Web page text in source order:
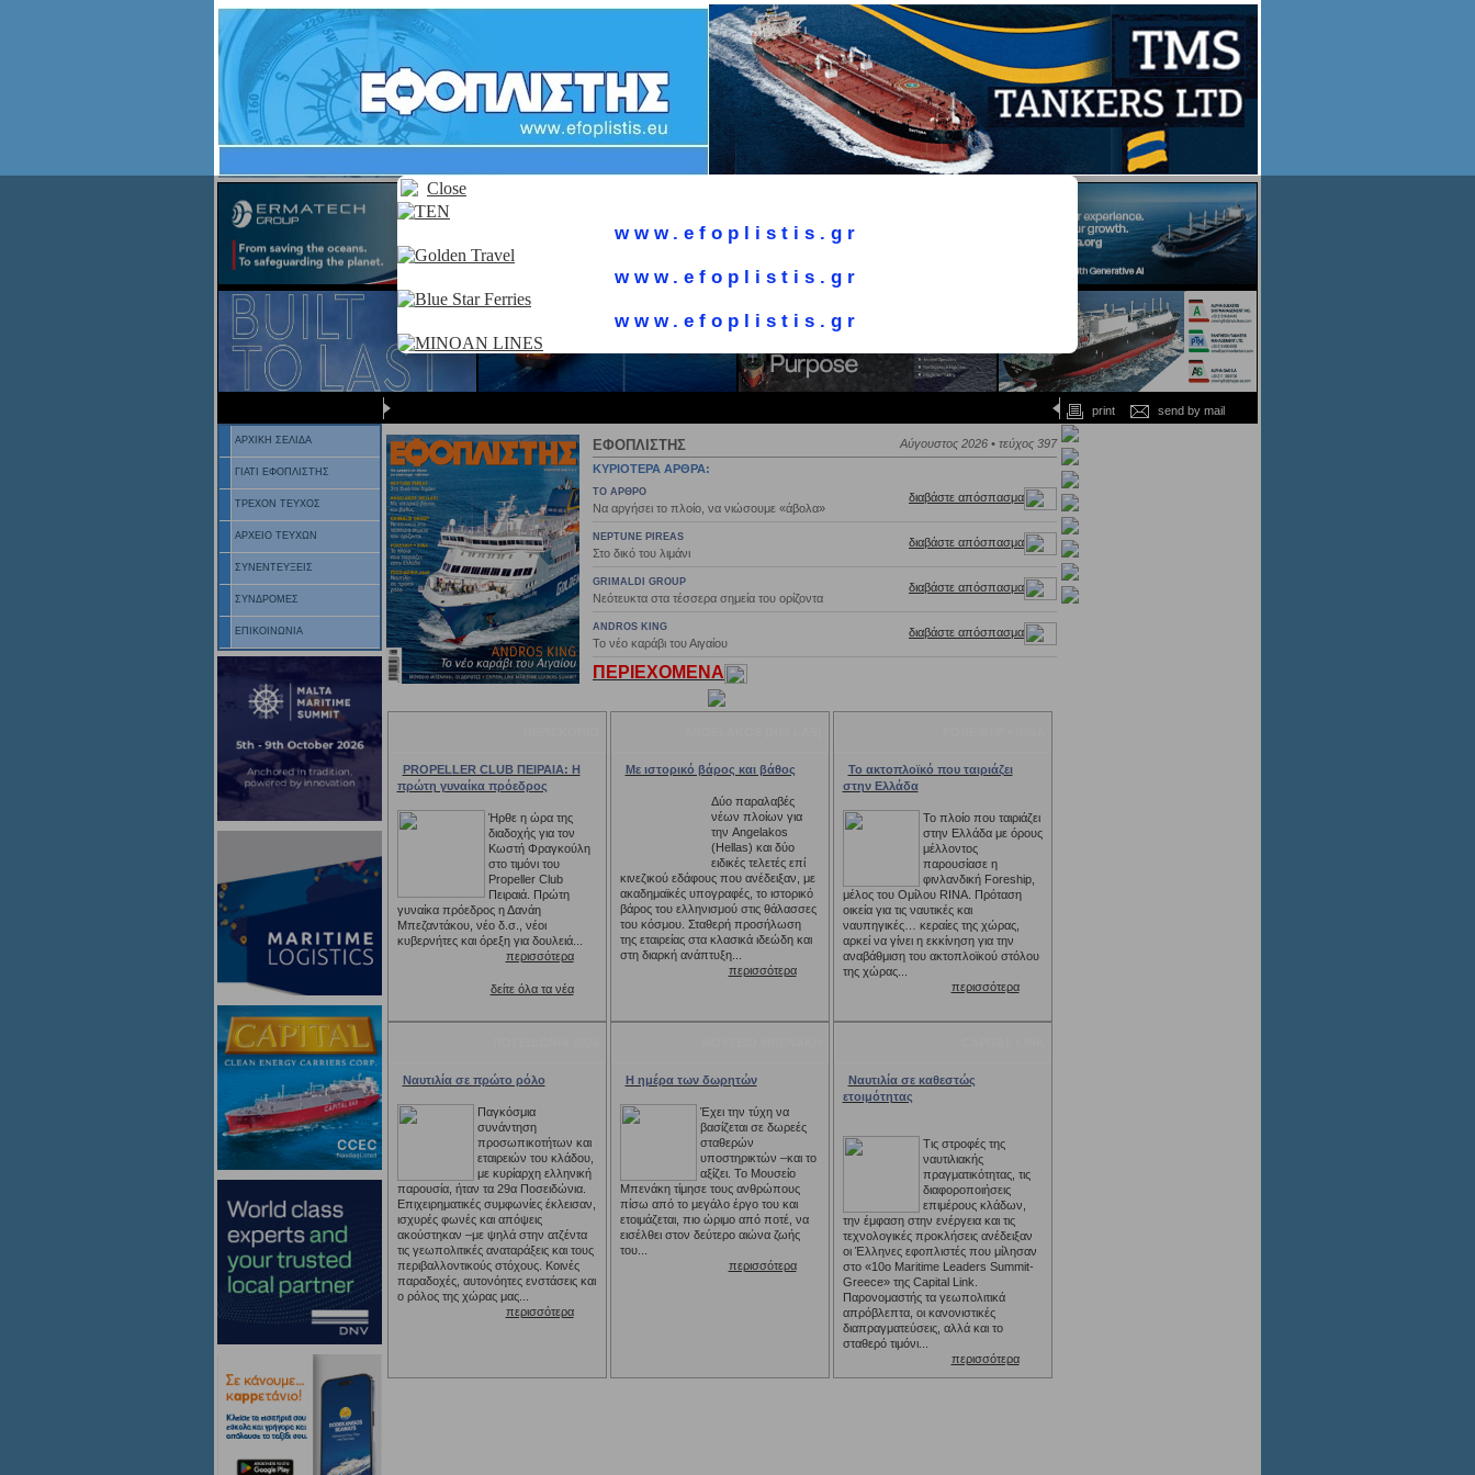
print send by mail
ΑΡΧΙΚΗ ΣΕΛΙΔΑ
ΓΙΑΤΙ ΕΦΟΠΛΙΣΤΗΣ
ΤΡΕΧΟΝ ΤΕΥΧΟΣ
ΑΡΧΕΙΟ ΤΕΥΧΩΝ
ΣΥΝΕΝΤΕΥΞΕΙΣ
ΣΥΝΔΡΟΜΕΣ
ΕΠΙΚΟΙΝΩΝΙΑ
ΕΦΟΠΛΙΣΤΗΣ
Αύγουστος 2026 • τεύχος 397
ΚΥΡΙΟΤΕΡΑ ΑΡΘΡΑ:
ΤΟ ΑΡΘΡΟ
Να αργήσει το πλοίο, να νιώσουμε «άβολα»
διαβάστε απόσπασμα
NEPTUNE PIREAS
Στο δικό του λιμάνι
διαβάστε απόσπασμα
GRIMALDI GROUP
Νεότευκτα στα τέσσερα σημεία του ορίζοντα
διαβάστε απόσπασμα
ANDROS KING
Το νέο καράβι του Αιγαίου
διαβάστε απόσπασμα
ΠΕΡΙΕΧΟΜΕΝΑ
PROPELLER CLUB ΠΕΙΡΑΙΑ: Η
πρώτη γυναίκα πρόεδρος
Ήρθε η ώρα της
διαδοχής για τον
Κωστή Φραγκούλη
στο τιμόνι του
Propeller Club
Πειραιά. Πρώτη
γυναίκα πρόεδρος η Δανάη
Μπεζαντάκου, νέο δ.σ., νέοι
κυβερνήτες και όρεξη για δουλειά...
περισσότερα
δείτε όλα τα νέα
Με ιστορικό βάρος και βάθος
Δύο παραλαβές
νέων πλοίων για
την Angelakos
(Hellas) και δύο
ειδικές τελετές επί
κινεζικού εδάφους που ανέδειξαν, με
ακαδημαϊκές υπογραφές, το ιστορικό
βάρος του ελληνισμού στις θάλασσες
του κόσμου. Σταθερή προσήλωση
της εταιρείας στα κλασικά ιδεώδη και
στη διαρκή ανάπτυξη...
περισσότερα
Το ακτοπλοϊκό που ταιριάζει
στην Ελλάδα
Το πλοίο που ταιριάζει
στην Ελλάδα με όρους
μέλλοντος
παρουσίασε η
φινλανδική Foreship,
μέλος του Ομίλου RINA. Πρόταση
οικεία για τις ναυτικές και
ναυπηγικές… κεραίες της χώρας,
αρκεί να γίνει η εκκίνηση για την
αναβάθμιση του ακτοπλοϊκού στόλου
της χώρας...
περισσότερα
Ναυτιλία σε πρώτο ρόλο
Παγκόσμια
συνάντηση
προσωπικοτήτων και
εταιρειών του κλάδου,
με κυρίαρχη ελληνική
παρουσία, ήταν τα 29α Ποσειδώνια.
Επιχειρηματικές συμφωνίες έκλεισαν,
ισχυρές φωνές και απόψεις
ακούστηκαν –με ψηλά στην ατζέντα
τις γεωπολιτικές αναταράξεις και τους
περιβαλλοντικούς στόχους. Κοινές
παραδοχές, αυτονόητες ενστάσεις και
ο ρόλος της χώρας μας...
περισσότερα
Η ημέρα των δωρητών
Έχει την τύχη να
βασίζεται σε δωρεές
σταθερών
υποστηρικτών –και το
αξίζει. Το Μουσείο
Μπενάκη τίμησε τους ανθρώπους
πίσω από το μεγάλο έργο του και
ετοιμάζεται, πιο ώριμο από ποτέ, να
εισέλθει στον δεύτερο αιώνα ζωής
του...
περισσότερα
Ναυτιλία σε καθεστώς
ετοιμότητας
Τις στροφές της
ναυτιλιακής
πραγματικότητας, τις
διαφοροποιήσεις
επιμέρους κλάδων,
την έμφαση στην ενέργεια και τις
τεχνολογικές προκλήσεις ανέδειξαν
οι Έλληνες εφοπλιστές που μίλησαν
στο «10ο Maritime Leaders Summit-
Greece» της Capital Link.
Παρονομαστής τα γεωπολιτικά
απρόβλεπτα, οι κανονιστικές
διαπραγματεύσεις, αλλά και το
σταθερό τιμόνι...
περισσότερα
www.efoplistis.gr
www.efoplistis.gr
www.efoplistis.gr